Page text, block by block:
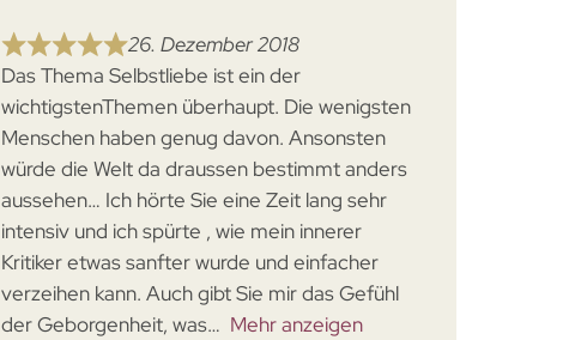
26. Dezember 2018
Das Thema Selbstliebe ist ein der
wichtigstenThemen überhaupt. Die wenigsten
Menschen haben genug davon. Ansonsten
würde die Welt da draussen bestimmt anders
aussehen… Ich hörte Sie eine Zeit lang sehr
intensiv und ich spürte , wie mein innerer
Kritiker etwas sanfter wurde und einfacher
verzeihen kann. Auch gibt Sie mir das Gefühl
der Geborgenheit, was
Mehr anzeigen